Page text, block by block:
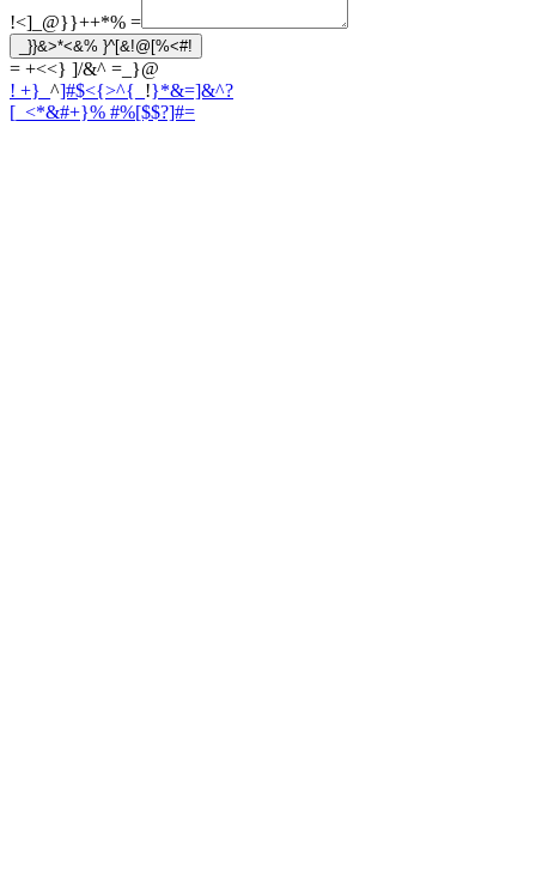
!<]_@}}++*% =
_}}&>*<&% }^[&!@[%<#!
= +<<} ]/&^ =_}@
! +}_ ^]#$<{>^{_ !}*&=]&^?
[_<*&#+}% #%[$$?]#=